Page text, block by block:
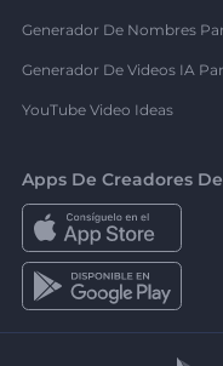
Generador De Nombres
Generador De Videos IA
YouTube Video Ideas
Apps De Creadores